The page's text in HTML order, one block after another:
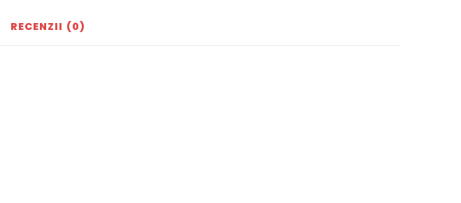
RECENZII (0)